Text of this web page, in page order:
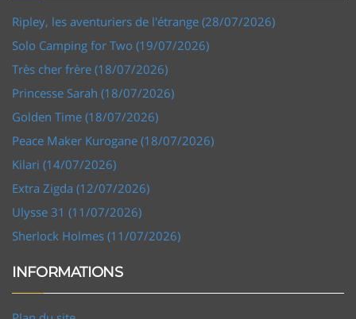
Ripley, les aventuriers de l'étrange (28/07/2026)
Solo Camping for Two (19/07/2026)
Très cher frère (18/07/2026)
Princesse Sarah (18/07/2026)
Golden Time (18/07/2026)
Peace Maker Kurogane (18/07/2026)
Kilari (14/07/2026)
Extra Zigda (12/07/2026)
Ulysse 31 (11/07/2026)
Sherlock Holmes (11/07/2026)
INFORMATIONS